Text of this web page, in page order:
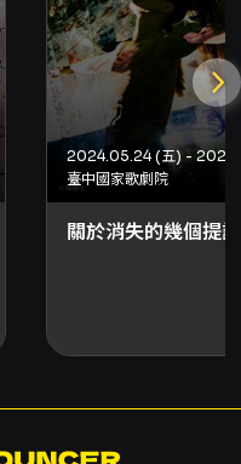
頁面顯示為準。若需
，請分次購買以免
： - 退票期限：最遲
出日）辦理，逾期無
，最後退票期限為
票收取票面售價
需先退票後重新購
票或尚未取票者：
全額支付之訂單，
資料辦理，郵寄以
需資料請參照售票
折抵之文化幣，並
點數，再退還現金
臺中國家歌劇院
關於消失的幾個提